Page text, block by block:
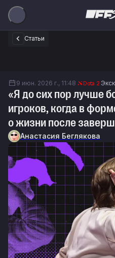
Статьи
9 июн. 2026 г., 11:48 Dota 2
«Я до сих пор лучше
игроков, когда в
о жизни после
Анастасия Беглякова